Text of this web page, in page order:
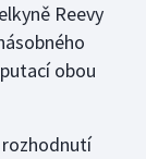
Reevy
obou